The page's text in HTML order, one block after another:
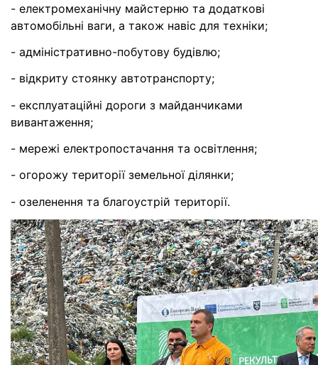
- електромеханічну майстерню та додаткові
автомобільні ваги, а також навіс для техніки;
- адміністративно-побутову будівлю;
- відкриту стоянку автотранспорту;
- експлуатаційні дороги з майданчиками
вивантаження;
- мережі електропостачання та освітлення;
- огорожу території земельної ділянки;
- озеленення та благоустрій території.